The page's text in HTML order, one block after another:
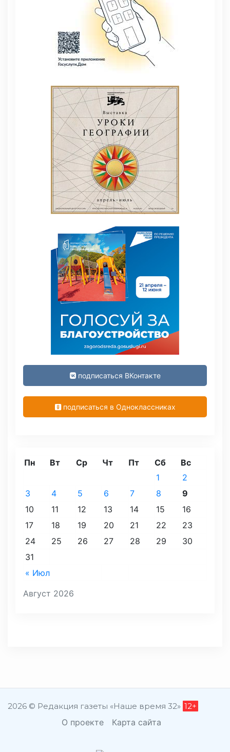
подписаться ВКонтакте
подписаться в Одноклассниках
Август 2026
Пн Вт Ср Чт Пт Сб Вс
« Июл
1
2
3
4 5 6 7 8
9
10
11 12 13 14 15
16
17
18 19 20 21 22
23
24
25 26 27 28 29
30
31
2026 © Редакция газеты «Наше время 32» 12+
О проекте Карта сайта